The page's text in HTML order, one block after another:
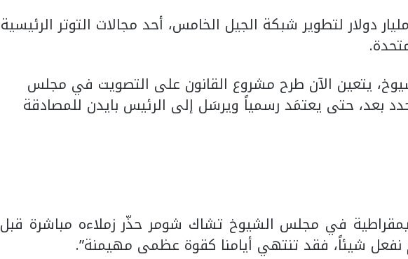
ويلحظ مبلغا قدره 1.5 مليار دولار لتطوير شبكة الجيل الخامس، أحد مجالات التوتر الرئيسية
يتعين الآن طرح مشروع القانون على التصويت في مجلس
بعد، حتى يعتمَد رسمياً ويرسَل إلى الرئيس بايدن للمصادقة
في مجلس الشيوخ تشاك شومر حذّر زملاءه مباشرة قبل
نفعل شيئاً، فقد تنتهي أيامنا كقوة عظمى مهيمنة”.